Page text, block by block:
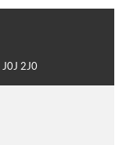
J0J 2J0